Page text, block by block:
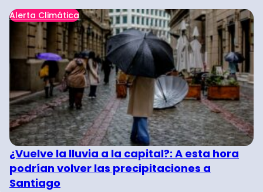
Alerta Climática
¿Vuelve la lluvia a la capital?: A esta hora
podrían volver las precipitaciones a
Santiago